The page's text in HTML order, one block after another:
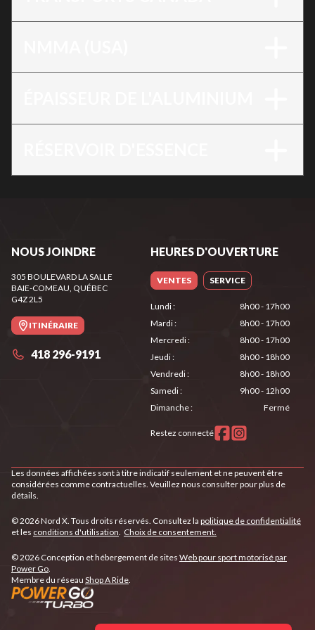
NOUS JOINDRE
305 BOULEVARD LA SALLE
BAIE-COMEAU, QUÉBEC
G4Z 2L5
ITINÉRAIRE
418 296-9191
HEURES D'OUVERTURE
VENTES SERVICE
Lundi:
8h00 - 17h00
Mardi:
8h00 - 17h00
Mercredi:
8h00 - 17h00
Jeudi:
8h00 - 18h00
Vendredi:
8h00 - 18h00
Samedi:
9h00 - 12h00
Dimanche: Fermé
Restez connecté
Les données affichées sont à titre indicatif seulement et ne peuvent être
considérées comme contractuelles. Veuillez nous consulter pour plus de
détails.
© 2026 Nord X. Tous droits réservés. Consultez la politique de confidentialité
et les conditions d'utilisation. Choix de consentement.
© 2026 Conception et hébergement de sites Web pour sport motorisé par
Power Go.
Membre du réseau Shop A Ride.